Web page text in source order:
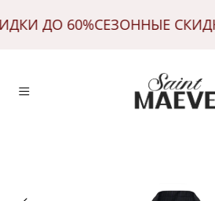
ДО 60%СЕЗОННЫЕ